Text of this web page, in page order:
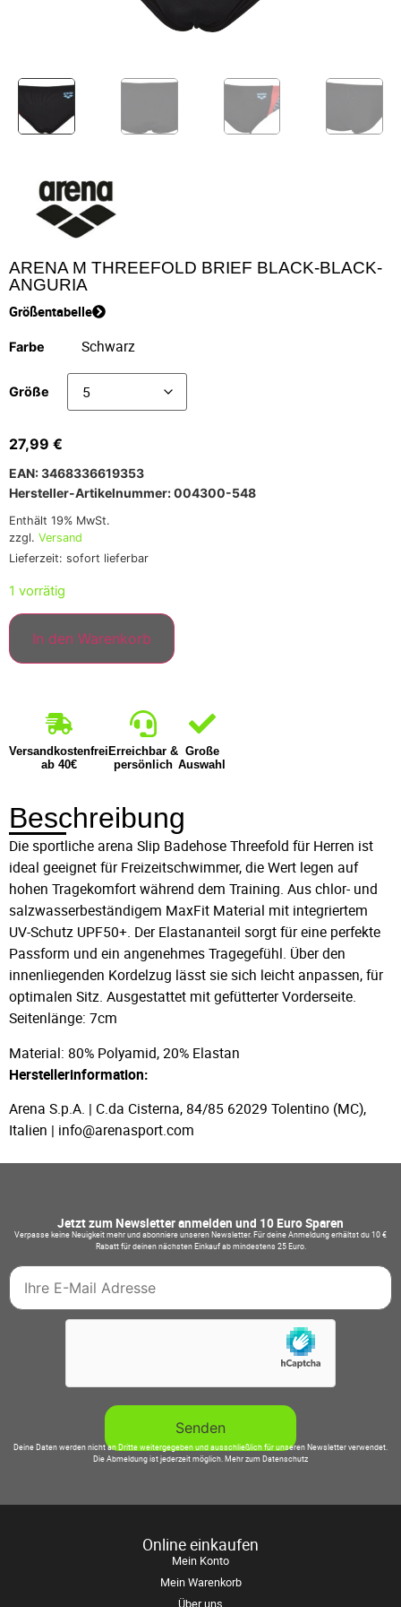
ARENA M THREEFOLD BRIEF BLACK-BLACK-
ANGURIA
Größentabelle
Farbe
Größe
27,99 €
EAN: 3468336619353
Hersteller-Artikelnummer: 004300-548
Enthält 19% MwSt.
zzgl. Versand
Lieferzeit: sofort lieferbar
1 vorrätig
In den Warenkorb
Versandkostenfrei
ab 40€
Erreichbar &
persönlich
Große
Auswahl
Beschreibung
Die sportliche arena Slip Badehose Threefold für Herren ist
ideal geeignet für Freizeitschwimmer, die Wert legen auf
hohen Tragekomfort während dem Training. Aus chlor- und
salzwasserbeständigem MaxFit Material mit integriertem
UV-Schutz UPF50+. Der Elastananteil sorgt für eine perfekte
Passform und ein angenehmes Tragegefühl. Über den
innenliegenden Kordelzug lässt sie sich leicht anpassen, für
optimalen Sitz. Ausgestattet mit gefütterter Vorderseite.
Seitenlänge: 7cm
Material: 80% Polyamid, 20% Elastan
Herstellerinformation:
Arena S.p.A. | C.da Cisterna, 84/85 62029 Tolentino (MC),
Italien | info@arenasport.com
Jetzt zum Newsletter anmelden und 10 Euro Sparen
Verpasse keine Neuigkeit mehr und abonniere unseren Newsletter. Für deine Anmeldung erhältst du 10 €
Rabatt für deinen nächsten Einkauf ab mindestens 25 Euro.
Deine Daten werden nicht an Dritte weitergegeben und ausschließlich für unseren Newsletter verwendet.
Die Abmeldung ist jederzeit möglich.Mehr zum Datenschutz
Online einkaufen
Mein Konto
Mein Warenkorb